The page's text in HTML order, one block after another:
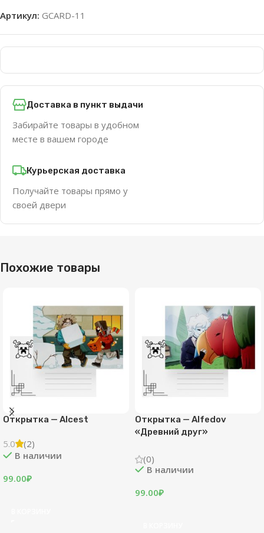
Артикул: GCARD-11
Доставка в пункт выдачи
Забирайте товары в удобном
месте в вашем городе
Курьерская доставка
Получайте товары прямо у
своей двери
Похожие товары
Открытка — Alcest
5.0
(2)
В наличии
99.00₽
Открытка — Alfedov
«Древний друг»
(0)
В наличии
99.00₽